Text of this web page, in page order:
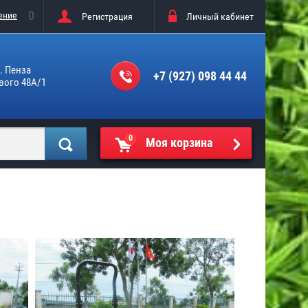
0 Регистрация Личный кабинет
Пенза
48А/1
+7 (927) 098 44 44
0 Моя корзина